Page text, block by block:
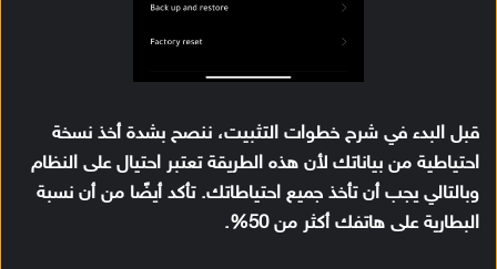
قبل البدء في شرح خطوات التثبيت، ننصح بشدة أخذ نسخة
احتياطية من بياناتك لأن هذه الطريقة تعتبر احتيال على النظام
وبالتالي يجب أن تأخذ جميع احتياطاتك. تأكد أيضًا من أن نسبة
البطارية على هاتفك أكثر من 50%.